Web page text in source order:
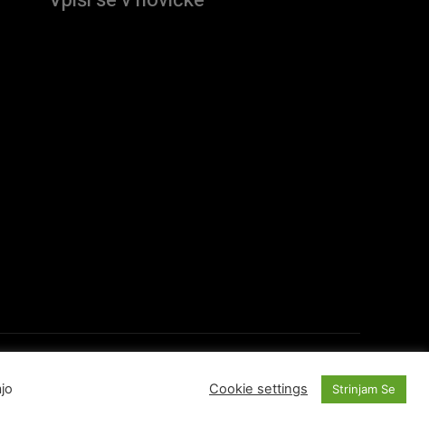
O Portalu Kontakti
Cookie settings Strinjam Se